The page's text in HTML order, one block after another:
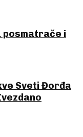
posmatrače i
Sveti Đorđa